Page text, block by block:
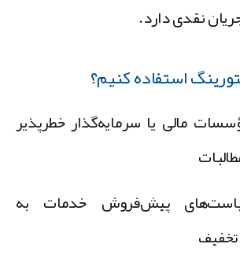
نقدی دارد.
استفاده کنیم؟
مالی یا سرمایه‌گذار خطرپذیر
پیش‌فروش خدمات به